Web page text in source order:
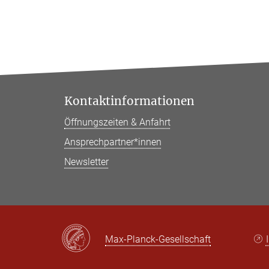
Kontaktinformationen
Öffnungszeiten & Anfahrt
Ansprechpartner*innen
Newsletter
Max-Planck-Gesellschaft